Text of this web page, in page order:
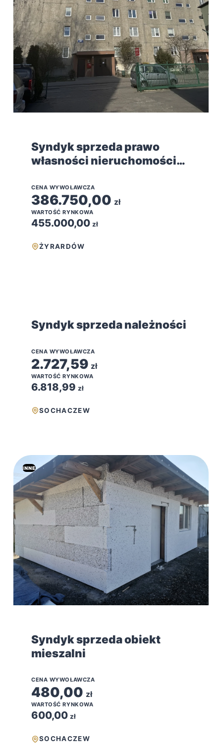
Syndyk sprzeda prawo
własności nieruchomości
Żyrardowie
CENA WYWOŁAWCZA
386.750,00 zł
WARTOŚĆ RYNKOWA
455.000,00 zł
ŻYRARDÓW
Syndyk sprzeda należności
CENA WYWOŁAWCZA
2.727,59 zł
WARTOŚĆ RYNKOWA
6.818,99 zł
SOCHACZEW
INNE
Syndyk sprzeda obiekt
mieszalni
CENA WYWOŁAWCZA
480,00 zł
WARTOŚĆ RYNKOWA
600,00 zł
SOCHACZEW